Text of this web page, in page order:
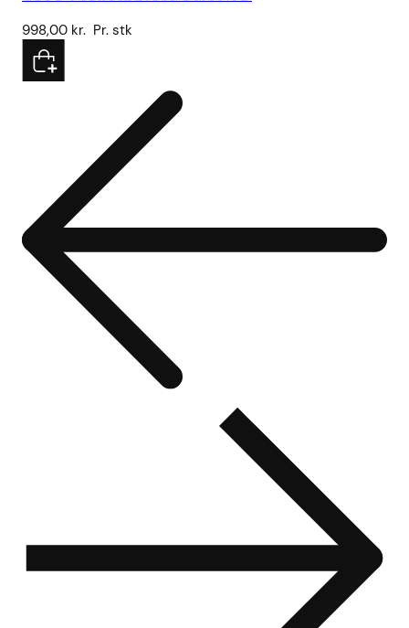
998,00 kr. Pr. stk